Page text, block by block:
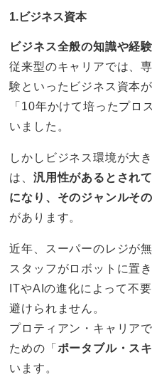
1.ビジネス資本
ビジネス全般の知識や経
従来型のキャリアでは、
験といったビジネス資本
「10年かけて培ったプロ
いました。
しかしビジネス環境が大
は、汎用性があるとされ
になり、そのジャンルそ
があります。
近年、スーパーのレジが
スタッフがロボットに置
ITやAIの進化によって不
避けられません。
プロティアン・キャリア
ための「 ポータブル・ス
います。